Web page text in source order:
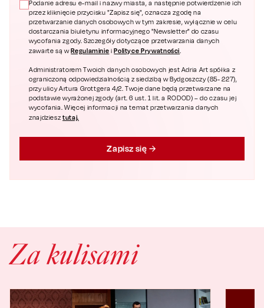
Podanie adresu e-mail i nazwy miasta, a następnie potwierdzenie ich
przez kliknięcie przycisku "Zapisz się", oznacza zgodę na
przetwarzanie danych osobowych w tym zakresie, wyłącznie w celu
dostarczania biuletynu informacyjnego "Newsletter" do czasu
wycofania zgody. Szczegóły dotyczące przetwarzania danych
zawarte są wRegulaminie iPolityce Prywatności.
Administratorem Twoich danych osobowych jest Adria Art spółka z
ograniczoną odpowiedzialnością z siedzibą w Bydgoszczy (85- 227),
przy ulicy Artura Grottgera 4/2. Twoje dane będą przetwarzane na
podstawie wyrażonej zgody (art. 6 ust. 1 lit. a RODOD) – do czasu jej
wycofania. Więcej informacji na temat przetwarzania danych
znajdziesztutaj.
Zapisz się
Za kulisami